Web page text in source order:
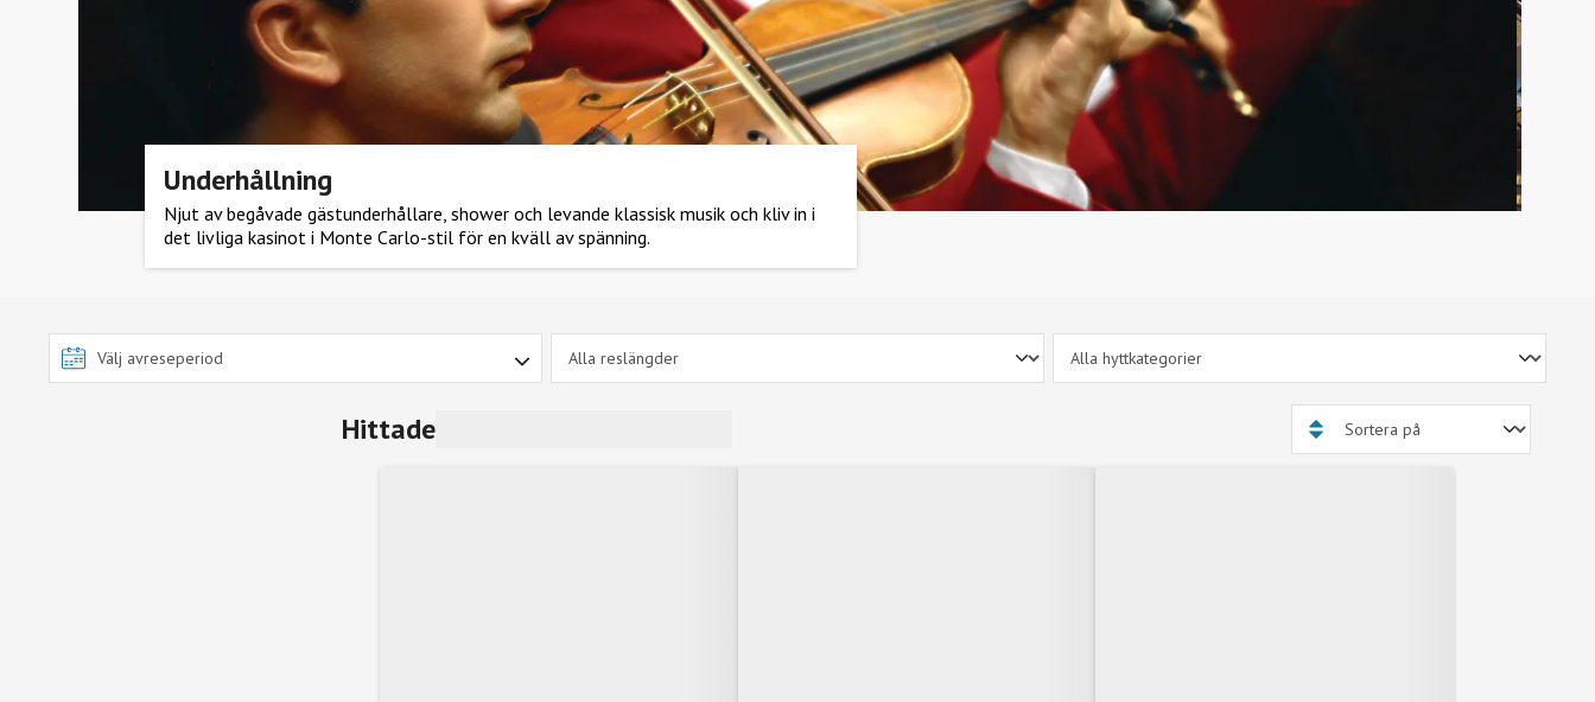
Underhållning
Njut av begåvade gästunderhållare, shower och levande klassisk musik och kliv in i
det livliga kasinot i Monte Carlo-stil för en kväll av spänning.
Hittade